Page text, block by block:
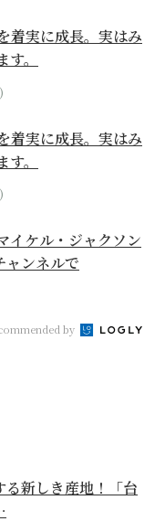
着実に成長。実はみ
。
着実に成長。実はみ
。
イケル・ジャクソン
ャンネルで
by
る新しき産地！「台